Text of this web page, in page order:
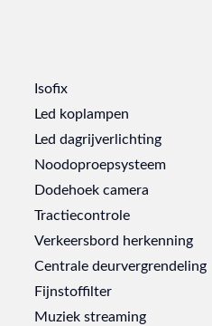
Isofix
Led koplampen
Led dagrijverlichting
Noodoproepsysteem
Dodehoek camera
Tractiecontrole
Verkeersbord herkenning
Centrale deurvergrendeling
Fijnstoffilter
Muziek streaming